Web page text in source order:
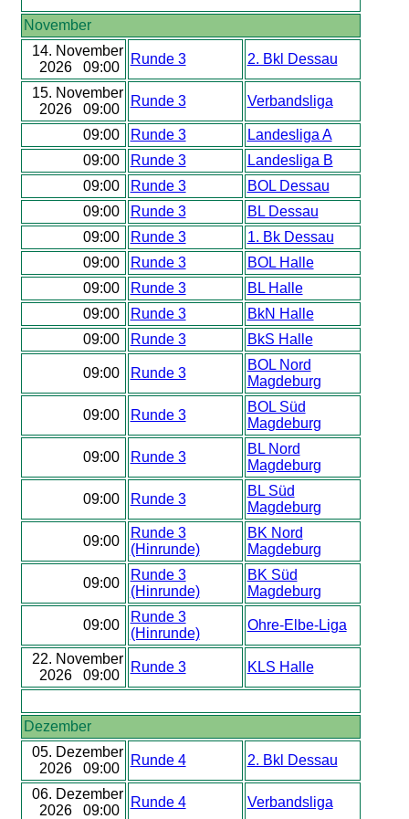
November
14. November
2026 09:00
Runde 3 2. Bkl Dessau
15. November
2026 09:00
Runde 3 Verbandsliga
09:00 Runde 3
Landesliga A
09:00
Runde 3
Landesliga B
09:00
Runde 3
BOL Dessau
09:00
Runde 3
BL Dessau
09:00
Runde 3
1. Bk Dessau
09:00
Runde 3
BOL Halle
09:00
Runde 3
BL Halle
09:00
Runde 3
BkN Halle
09:00
Runde 3 BkS Halle
09:00 Runde 3
BOL Nord
Magdeburg
09:00 Runde 3
BOL Süd
Magdeburg
09:00 Runde 3
BL Nord
Magdeburg
09:00 Runde 3
BL Süd
Magdeburg
09:00
Runde 3
(Hinrunde)
BK Nord
Magdeburg
09:00
Runde 3
(Hinrunde)
BK Süd
Magdeburg
09:00
Runde 3
(Hinrunde)
Ohre-Elbe-Liga
22. November
2026 09:00
Runde 3 KLS Halle
Dezember
05. Dezember
2026 09:00
Runde 4 2. Bkl Dessau
06. Dezember
2026 09:00
Runde 4 Verbandsliga